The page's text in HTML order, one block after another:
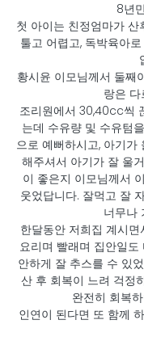
8년
첫 아이는 친정엄마가 산
툴고 어렵고, 독박육아
황시윤 이모님께서 둘째
랑은
조리원에서 30,40cc씩
는데 수유량 및 수유텀
으로 예뻐하시고, 아기가
해주셔서 아기가 잘 울
이 좋은지 이모님께서
웃었답니다. 잘먹고 잘
너무나
한달동안 저희집 계시
요리며 빨래며 집안일
안하게 잘 추스를 수 있
산 후 회복이 느려 걱정
완전히 회복
인연이 된다면 또 함께